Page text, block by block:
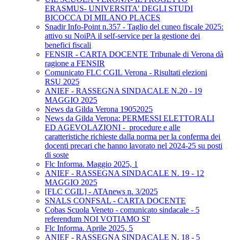
ERASMUS- UNIVERSITA' DEGLI STUDI
BICOCCA DI MILANO PLACES
Snadir Info-Point n.357 - Taglio del cuneo fiscale 2025:
attivo su NoiPA il self-service per la gestione dei
benefici fiscali
FENSIR - CARTA DOCENTE Tribunale di Verona dà
ragione a FENSIR
Comunicato FLC CGIL Verona - Risultati elezioni
RSU 2025
ANIEF - RASSEGNA SINDACALE N.20 - 19
MAGGIO 2025
News da Gilda Verona 19052025
News da Gilda Verona: PERMESSI ELETTORALI
ED AGEVOLAZIONI - procedure e alle
caratteristiche richieste dalla norma per la conferma dei
docenti precari che hanno lavorato nel 2024-25 su posti
di soste
Flc Informa. Maggio 2025, 1
ANIEF - RASSEGNA SINDACALE N. 19 - 12
MAGGIO 2025
[FLC CGIL] - ATAnews n. 3/2025
SNALS CONFSAL - CARTA DOCENTE
Cobas Scuola Veneto - comunicato sindacale - 5
referendum NOI VOTIAMO SI'
Flc Informa. Aprile 2025, 5
ANIEF - RASSEGNA SINDACALE N. 18 - 5